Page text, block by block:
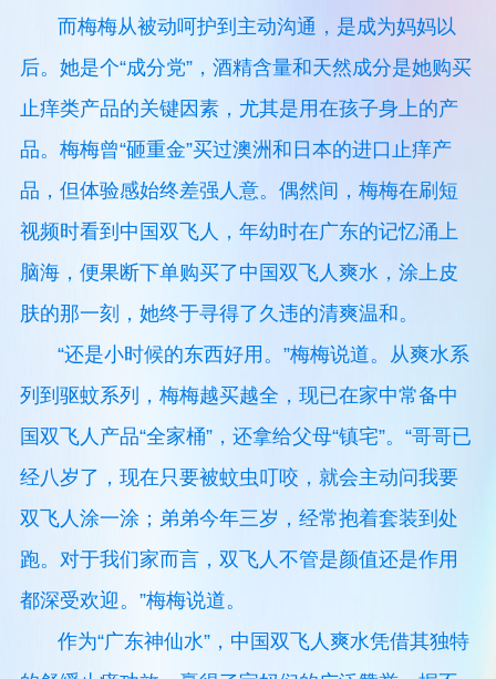
而梅梅从被动呵护到主动沟通，是成为妈妈以
后。她是个“成分党”，酒精含量和天然成分是她购买
止痒类产品的关键因素，尤其是用在孩子身上的产
品。梅梅曾“砸重金”买过澳洲和日本的进口止痒产
品，但体验感始终差强人意。偶然间，梅梅在刷短
视频时看到中国双飞人，年幼时在广东的记忆涌上
脑海，便果断下单购买了中国双飞人爽水，涂上皮
肤的那一刻，她终于寻得了久违的清爽温和。
“还是小时候的东西好用。”梅梅说道。从爽水系
列到驱蚊系列，梅梅越买越全，现已在家中常备中
国双飞人产品“全家桶”，还拿给父母“镇宅”。“哥哥已
经八岁了，现在只要被蚊虫叮咬，就会主动问我要
双飞人涂一涂；弟弟今年三岁，经常抱着套装到处
跑。对于我们家而言，双飞人不管是颜值还是作用
都深受欢迎。”梅梅说道。
作为“广东神仙水”，中国双飞人爽水凭借其独特